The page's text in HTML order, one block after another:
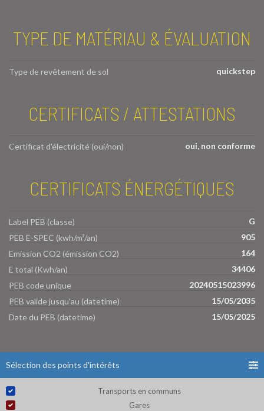
TYPE DE MATÉRIAU & ÉVALUATION
Type de revêtement de sol quickstep
CERTIFICATS / ATTESTATIONS
Certificat d'électricité (oui/non) oui, non conforme
CERTIFICATS ÉNERGÉTIQUES
Label PEB (classe)
G
PEB E-SPEC (kwh/m²/an)
905
Emission CO2 (émission CO2)
164
E total (Kwh/an)
34406
PEB code unique
20240515023996
PEB valide jusqu'au (datetime)
15/05/2035
Date du PEB (datetime)
15/05/2025
Sélection des points d'intérêts
Transports en communs
Gares